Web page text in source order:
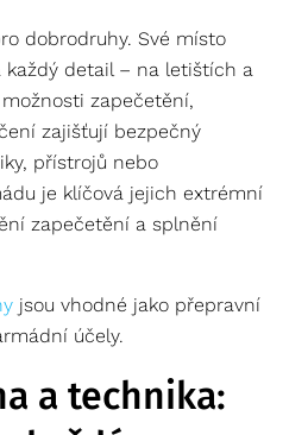
dobrodruhy. Své místo
detail – na letištích a
zapečetění,
zajišťují bezpečný
přístrojů nebo
je klíčová jejich extrémní
zapečetění a splnění
jsou vhodné jako přepravní
účely.
a technika: